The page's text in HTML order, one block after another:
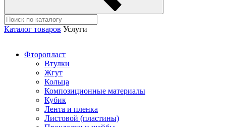
Каталог товаров Услуги
Фторопласт
Втулки
Жгут
Кольца
Композиционные материалы
Кубик
Лента и пленка
Листовой (пластины)